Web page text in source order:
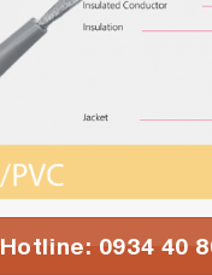
Hotline: 0934 40